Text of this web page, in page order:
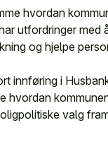
hvordan
utfordringer med
og hjelpe
innføring i
hvordan
valg